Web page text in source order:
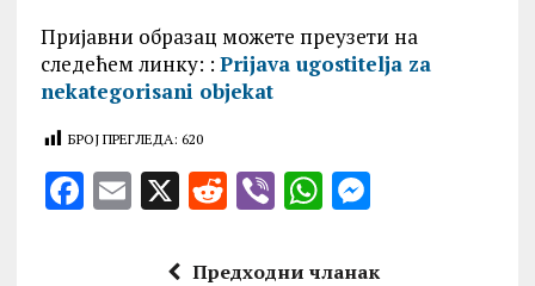
Пријавни образац можете преузети на
следећем линку: : Prijava ugostitelja za
nekategorisani objekat
БРОЈ ПРЕГЛЕДА: 620
F E X R
d
V
er
W
at
M
se
Предходни чланак